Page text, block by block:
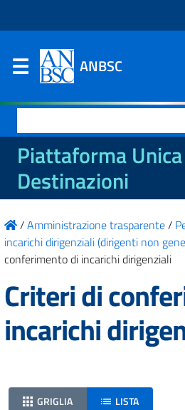
ANBSC
per:
Piattaforma
Destinazioni
/Amministrazione trasparente/
incarichi dirigenziali (dirigenti non
conferimento di incarichi dirigenziali
Criteri di
incarichi
GRIGLIA LISTA